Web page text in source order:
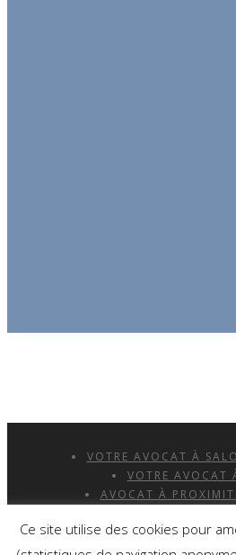
VOTRE AVOCAT À
VOTRE AVOCAT
AVOCAT À
CRAU
MENTIONS
Ce site utilise des cookies pour